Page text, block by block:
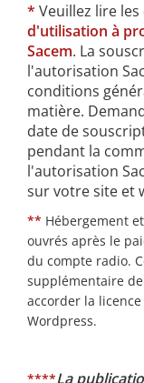
* Veuillez lire les
d'utilisation à
Sacem. La
l'autorisation
conditions
matière.
date de
pendant la
l'autorisation
sur votre site et
** Hébergement
ouvrés après le
du compte radio.
supplémentaire
accorder la
Wordpress.
****La